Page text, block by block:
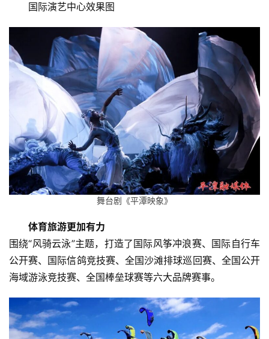
国际演艺中心效果图
舞台剧《平潭映象》
体育旅游更加有力
围绕“风骑云泳”主题，打造了国际风筝冲浪赛、国际自行车
公开赛、国际信鸽竞技赛、全国沙滩排球巡回赛、全国公开
海域游泳竞技赛、全国棒垒球赛等六大品牌赛事。